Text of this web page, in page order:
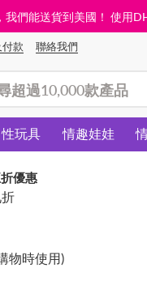
我們能送貨到美國！ 使用
款 聯絡我們
性玩具 情趣娃娃
優惠
物時使用)